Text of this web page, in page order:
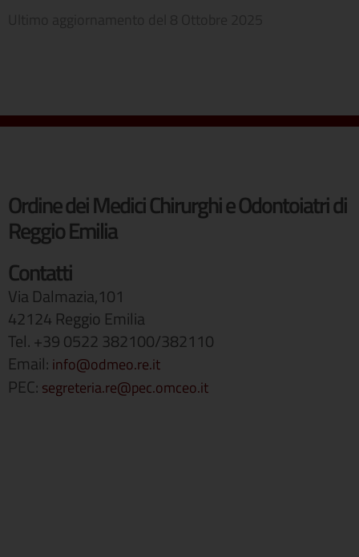
Ordine dei Medici Chirurghi e Odontoiatri di
Reggio Emilia
Contatti
Via Dalmazia,101
42124 Reggio Emilia
Tel. +39 0522 382100/382110
Email: info@odmeo.re.it
PEC: segreteria.re@pec.omceo.it